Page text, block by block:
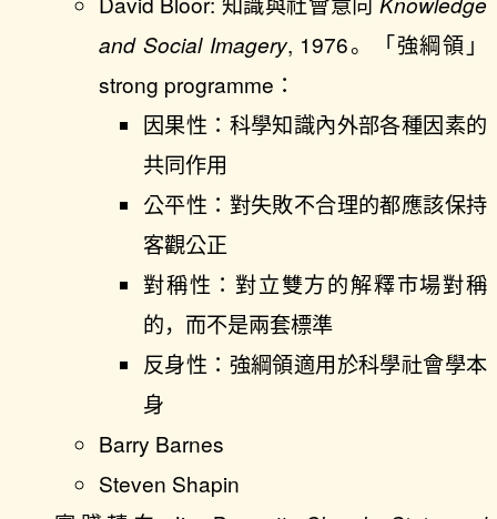
and Social Imagery, 1976。「強綱領」
strong programme：
因果性：科學知識內外部各種因素的
共同作用
公平性：對失敗不合理的都應該保持
客觀公正
對稱性：對立雙方的解釋市場對稱
的，而不是兩套標準
反身性：強綱領適用於科學社會學本
身
Barry Barnes
Steven Shapin